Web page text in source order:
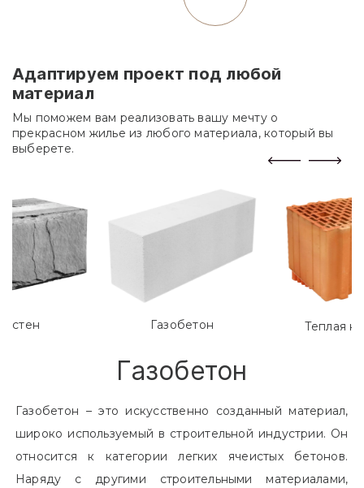
Адаптируем проект под любой
материал
Мы поможем вам реализовать вашу мечту о
прекрасном жилье из любого материала, который вы
выберете.
Газобетон Теплая
Газобетон
Газобетон – это искусственно созданный материал,
широко используемый в строительной индустрии. Он
относится к категории легких ячеистых бетонов.
Наряду с другими строительными материалами,